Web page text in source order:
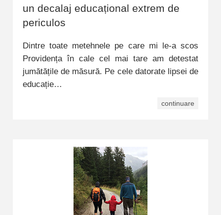
un decalaj educațional extrem de
periculos
Dintre toate metehnele pe care mi le-a scos
Providența în cale cel mai tare am detestat
jumătățile de măsură. Pe cele datorate lipsei de
educație…
continuare